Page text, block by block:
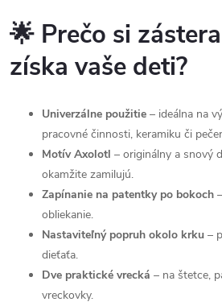
🌟 Prečo si
získa vaše deti?
Univerzálne použitie – ideálna na
pracovné činnosti, keramiku či
Motív Axolotl – originálny a snový
okamžite zamilujú.
Zapínanie na patentky po bokoch
obliekanie.
Nastaviteľný popruh okolo krku –
dieťaťa.
Dve praktické vrecká – na štetce,
vreckovky.